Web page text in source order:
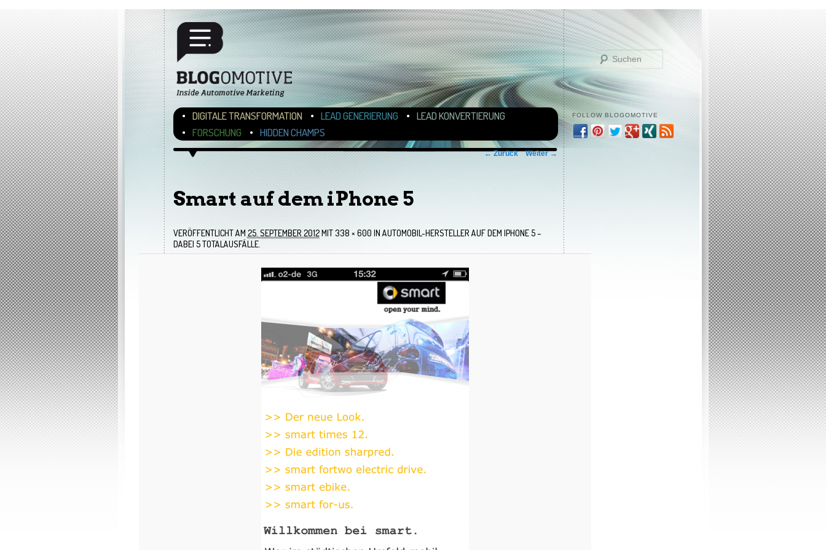
Hauptmenü
ZUM INHALT WECHSELN
ZUM SEKUNDÄREN INHALT WECHSELN
DIGITALE TRANSFORMATION LEAD GENERIERUNG
LEAD KONVERTIERUNG
FORSCHUNG
HIDDEN CHAMPS
FOLLOW BLOGOMOTIVE
Bilder-Navigation ← Zurück Weiter →
Smart auf dem iPhone 5
VERÖFFENTLICHT AM 25. SEPTEMBER 2012MIT338 × 600 IN AUTOMOBIL-HERSTELLER AUF DEM IPHONE 5 –
DABEI 5 TOTALAUSFÄLLE.